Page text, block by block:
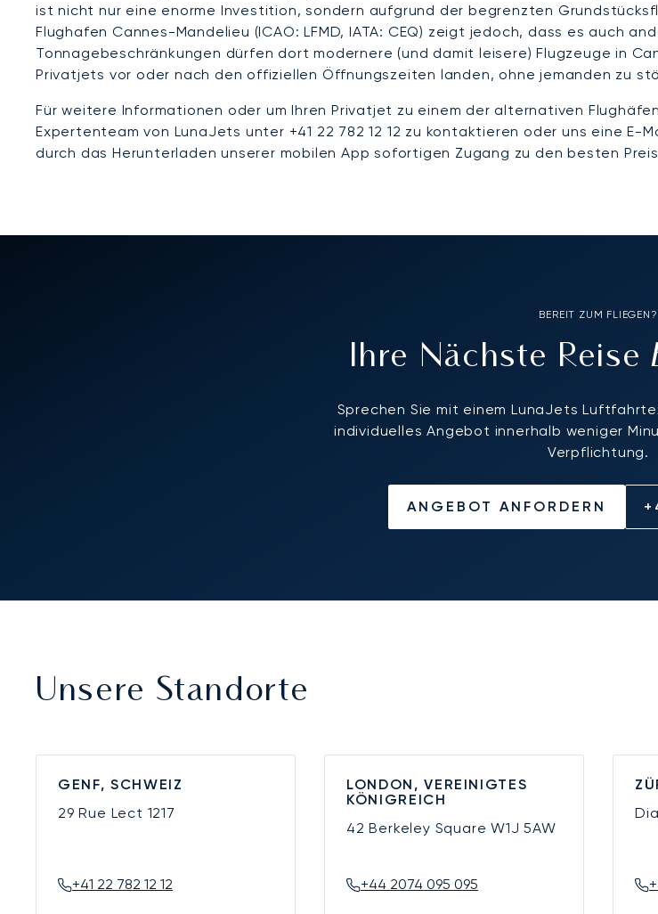
ist nicht nur eine enorme Investition, sondern aufgrund der begrenzten
Flughafen Cannes-Mandelieu (ICAO: LFMD, IATA: CEQ) zeigt jedoch, dass es auch
Tonnagebeschränkungen dürfen dort modernere (und damit leisere) Flugzeuge in
Privatjets vor oder nach den offiziellen Öffnungszeiten landen, ohne jemanden zu
Für weitere Informationen oder um Ihren Privatjet zu einem der alternativen
Expertenteam von LunaJets unter +41 22 782 12 12 zu kontaktieren oder uns eine
durch das Herunterladen unserer mobilen App sofortigen Zugang zu den besten
BEREIT ZUM FLIEGEN?
Ihre Nächste Reise
Sprechen Sie mit einem LunaJets
individuelles Angebot innerhalb weniger
Verpflichtung.
ANGEBOT ANFORDERN
Unsere Standorte
GENF, SCHWEIZ
29 Rue Lect 1217
+41 22 782 12 12
LONDON, VEREINIGTES
KÖNIGREICH
42 Berkeley SquareW1J 5AW
+44 2074 095 095